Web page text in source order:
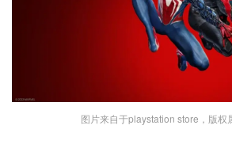
图片来自于playstation store，版权